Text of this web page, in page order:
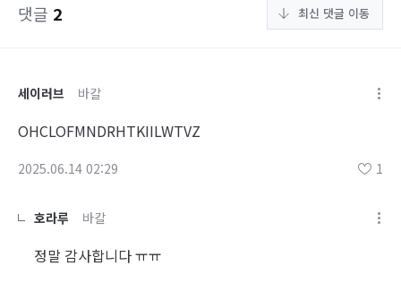
댓글 2 최신 댓글 이동
세이러브 바칼
OHCLOFMNDRHTKIILWTVZ
2025.06.14 02:29 1
호라루 바칼
정말 감사합니다 ㅠㅠ